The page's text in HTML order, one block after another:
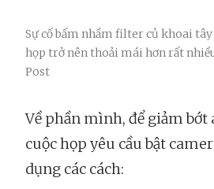
Sự cố bấm nhầm filter củ khoai tây
họp trở nên thoải mái hơn rất
Post
Về phần mình, để giảm bớt
cuộc họp yêu cầu bật
dụng các cách: